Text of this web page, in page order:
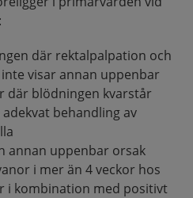
där rektalpalpation och
visar annan uppenbar
där blödningen kvarstår
behandling av
annan uppenbar orsak
i mer än 4 veckor hos
i kombination med positivt